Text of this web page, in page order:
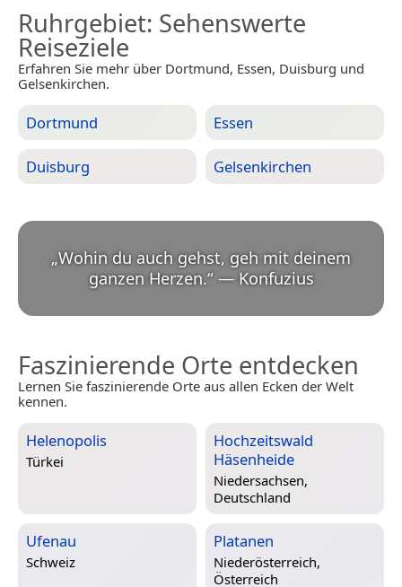
Ruhrgebiet: Sehenswerte
Reiseziele
Erfahren Sie mehr über Dortmund, Essen, Duisburg und
Gelsenkirchen.
Dortmund Essen
Duisburg Gelsenkirchen
„Wohin du auch gehst, geh mit deinem
ganzen Herzen.“ — Konfuzius
Faszinierende Orte entdecken
Lernen Sie faszinierende Orte aus allen Ecken der Welt
kennen.
Helenopolis
Türkei
Hochzeitswald
Häsenheide
Niedersachsen,
Deutschland
Ufenau
Schweiz
Platanen
Niederösterreich,
Österreich